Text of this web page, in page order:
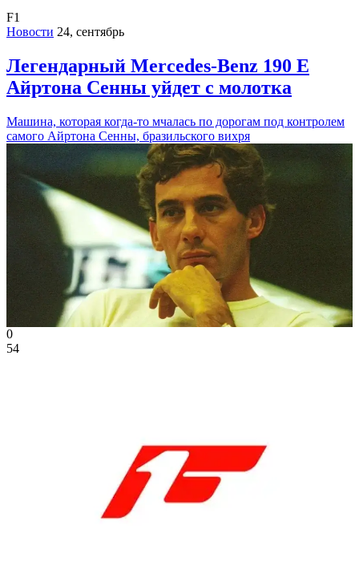
F1
Новости 24, сентябрь
Легендарный Mercedes-Benz 190 E
Айртона Сенны уйдет с молотка
Машина, которая когда-то мчалась по дорогам под контролем
самого Айртона Сенны, бразильского вихря
0
54